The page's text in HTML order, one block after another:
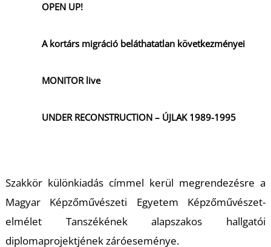
OPEN UP!
A kortárs migráció beláthatatlan következményei
MONITOR live
UNDER RECONSTRUCTION – ÚJLAK 1989-1995
Szakkör különkiadáscímmel kerül megrendezésre a
Magyar Képzőművészeti Egyetem Képzőművészet-
elmélet Tanszékének alapszakos hallgatói
diplomaprojektjének záróeseménye.